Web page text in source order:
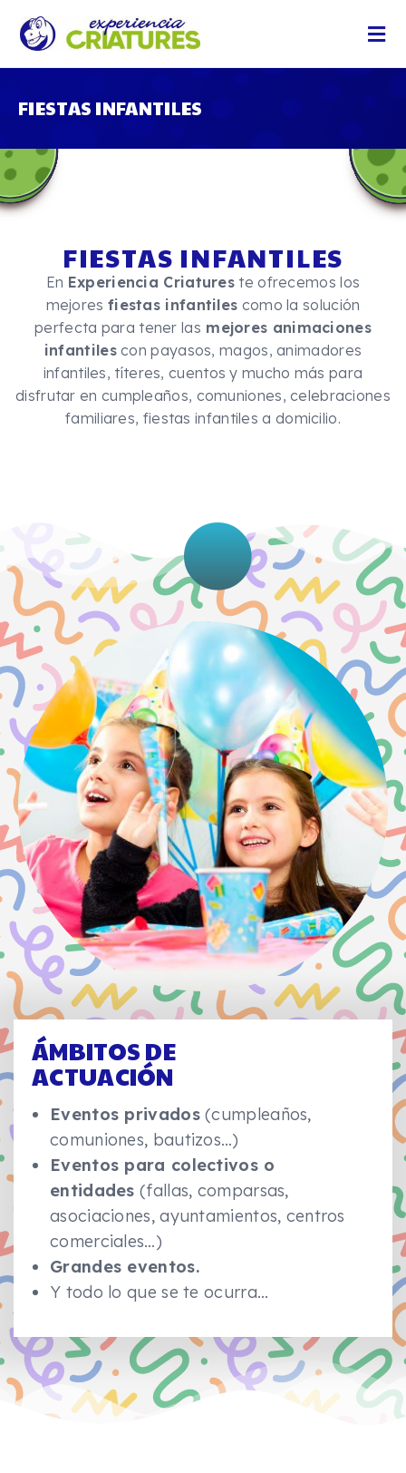
FIESTAS INFANTILES
FIESTAS INFANTILES
En Experiencia Criatures te ofrecemos los
mejores fiestas infantiles como la solución
perfecta para tener las mejores animaciones
infantilescon payasos, magos, animadores
infantiles, títeres, cuentos y mucho más para
disfrutar en cumpleaños, comuniones, celebraciones
familiares, fiestas infantiles a domicilio.
ÁMBITOS DE
ACTUACIÓN
Eventos privados(cumpleaños,
comuniones, bautizos…)
Eventos para colectivos o
entidades (fallas, comparsas,
asociaciones, ayuntamientos, centros
comerciales…)
Grandes eventos.
Y todo lo que se te ocurra…